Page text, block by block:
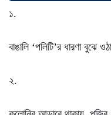
১.
বাঙালি ‘পলিটি’র ধারণা বুঝে
২.